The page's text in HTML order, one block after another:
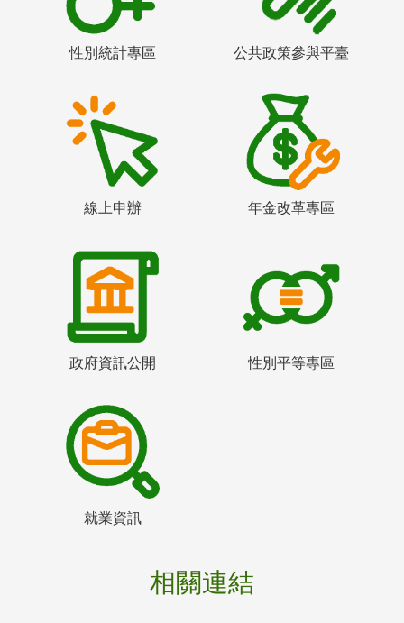
性別統計專區 公共政策參與平臺
線上申辦 年金改革專區
政府資訊公開 性別平等專區
就業資訊
相關連結